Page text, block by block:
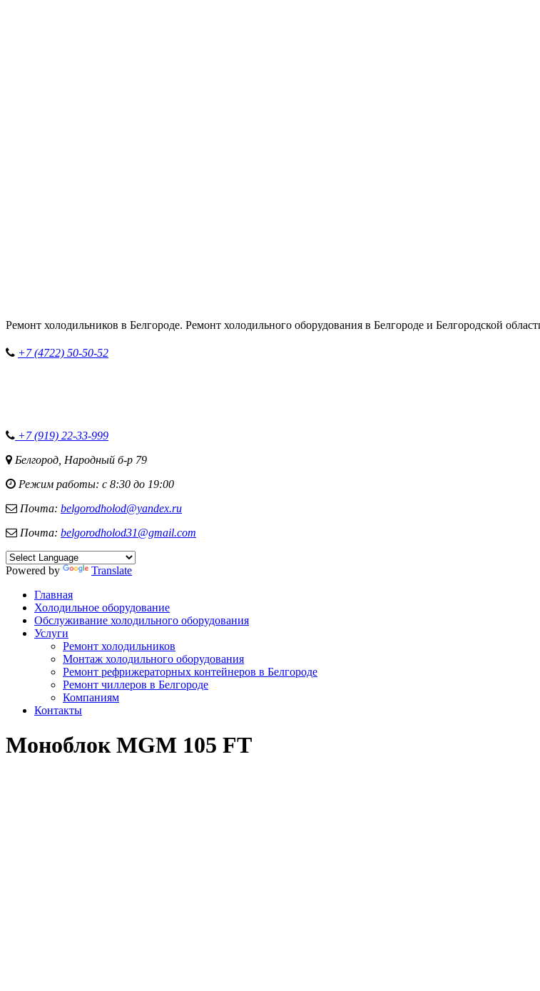
Ремонт холодильников в Белгороде. Ремонт холодильного оборудования в Белгороде и Белгородской
+7 (4722) 50-50-52
+7 (919) 22-33-999
Белгород, Народный б-р 79
Режим работы: с 8:30 до 19:00
Почта: belgorodholod@yandex.ru
Почта: belgorodholod31@gmail.com
Powered by
Translate
Главная
Холодильное оборудование
Обслуживание холодильного оборудования
Услуги
Ремонт холодильников
Монтаж холодильного оборудования
Ремонт рефрижераторных контейнеров в Белгороде
Ремонт чиллеров в Белгороде
Компаниям
Контакты
Моноблок MGM 105 FT